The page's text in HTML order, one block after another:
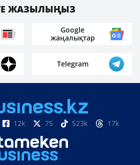
ЖАЗЫЛЫҢЫЗ
Google
жаңалықтар
Telegram
12k 75 523k 17k